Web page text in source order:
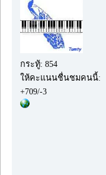
กระทู้: 854
ให้คะแนนชื่นชมคนนี้:
+709/-3